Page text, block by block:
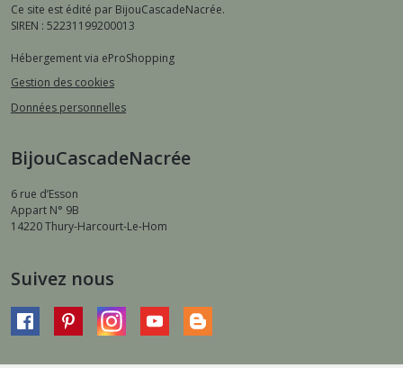
Ce site est édité par BijouCascadeNacrée.
SIREN : 52231199200013
Hébergement via eProShopping
Gestion des cookies
Données personnelles
BijouCascadeNacrée
6 rue d’Esson
Appart N° 9B
14220Thury-Harcourt-Le-Hom
Suivez nous